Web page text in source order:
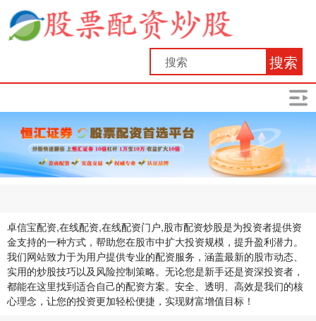
搜索
卓信宝配资,在线配资,在线配资门户,股市配资炒股是为投资者提供资
金支持的一种方式，帮助您在股市中扩大投资规模，提升盈利潜力。
我们网站致力于为用户提供专业的配资服务，涵盖最新的股市动态、
实用的炒股技巧以及风险控制策略。无论您是新手还是资深投资者，
都能在这里找到适合自己的配资方案。安全、透明、高效是我们的核
心理念，让您的投资更加轻松便捷，实现财富增值目标！